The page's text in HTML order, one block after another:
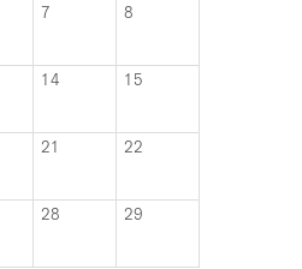
7 8
14 15
21 22
28 29